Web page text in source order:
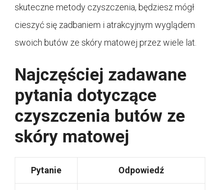
skuteczne metody czyszczenia, będziesz mógł
cieszyć się zadbaniem i atrakcyjnym wyglądem
swoich butów ze skóry matowej przez wiele lat.
Najczęściej zadawane
pytania dotyczące
czyszczenia butów ze
skóry matowej
Pytanie Odpowiedź